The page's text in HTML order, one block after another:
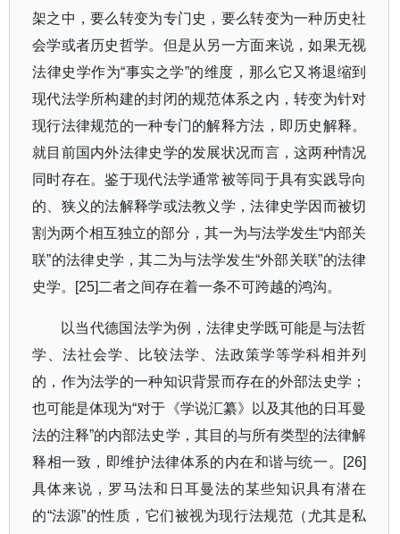
架之中，要么转变为专门史，要么转变为一种历史社
会学或者历史哲学。但是从另一方面来说，如果无视
法律史学作为“事实之学”的维度，那么它又将退缩到
现代法学所构建的封闭的规范体系之内，转变为针对
现行法律规范的一种专门的解释方法，即历史解释。
就目前国内外法律史学的发展状况而言，这两种情况
同时存在。鉴于现代法学通常被等同于具有实践导向
的、狭义的法解释学或法教义学，法律史学因而被切
割为两个相互独立的部分，其一为与法学发生“内部关
联”的法律史学，其二为与法学发生“外部关联”的法律
史学。
[25] 二者之间存在着一条不可跨越的鸿沟。
以当代德国法学为例，法律史学既可能是与法哲
学、法社会学、比较法学、法政策学等学科相并列
的，作为法学的一种知识背景而存在的外部法史学；
也可能是体现为“对于《学说汇纂》以及其他的日耳曼
法的注释”的内部法史学，其目的与所有类型的法律解
释相一致，即维护法律体系的内在和谐与统一。
[26]
具体来说，罗马法和日耳曼法的某些知识具有潜在
的“法源”的性质，它们被视为现行法规范（尤其是私